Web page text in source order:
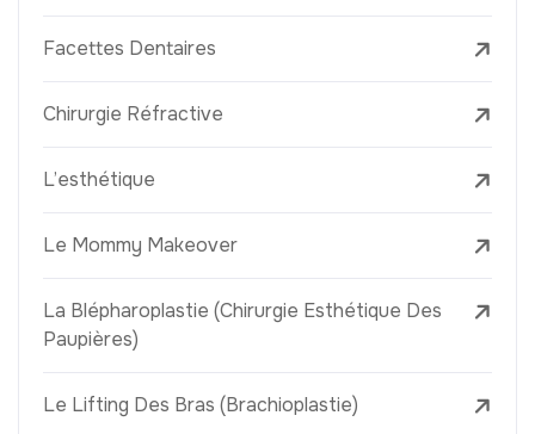
Facettes Dentaires
Chirurgie Réfractive
L’esthétique
Le Mommy Makeover
La Blépharoplastie (Chirurgie Esthétique Des
Paupières)
Le Lifting Des Bras (Brachioplastie)